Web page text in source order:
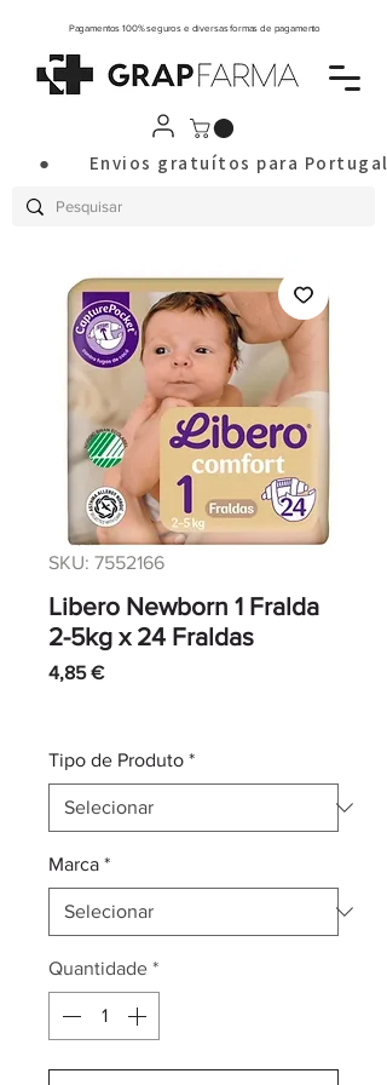
Pagamentos 100% seguros e diversas formas de pagamento
●       Envios gratuítos para
SKU: 7552166
Libero Newborn 1 Fralda
2-5kg x 24 Fraldas
4,85 €Preço
Tipo de Produto *
Marca *
Quantidade *